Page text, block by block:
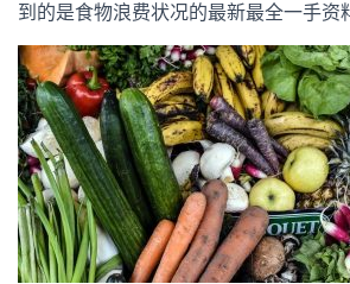
到的是食物浪费状况的最新最全一手资